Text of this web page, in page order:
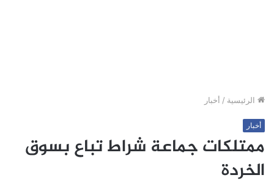
الرئيسية / أخبار
أخبار
ممتلكات جماعة شراط تباع بسوق
الخردة